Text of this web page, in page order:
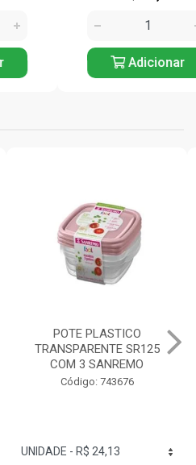
Adicionar
GARRAFA RED PLASTICO
1,6L SANREMO
Código: 743803